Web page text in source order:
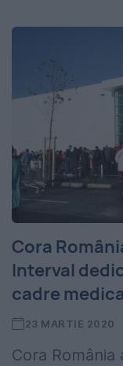
Cora
Interval
cadre
23 MARTIE 2020
Cora